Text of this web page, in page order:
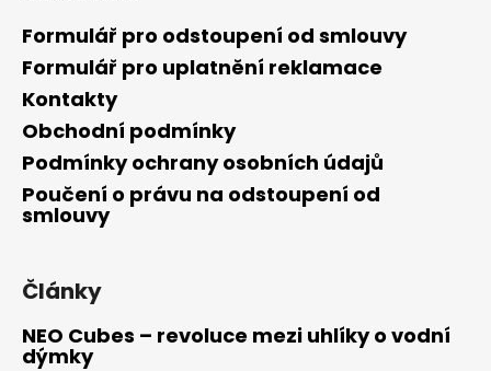
Formulář pro odstoupení od smlouvy
Formulář pro uplatnění reklamace
Kontakty
Obchodní podmínky
Podmínky ochrany osobních údajů
Poučení o právu na odstoupení od
smlouvy
Články
NEO Cubes – revoluce mezi uhlíky o vodní
dýmky